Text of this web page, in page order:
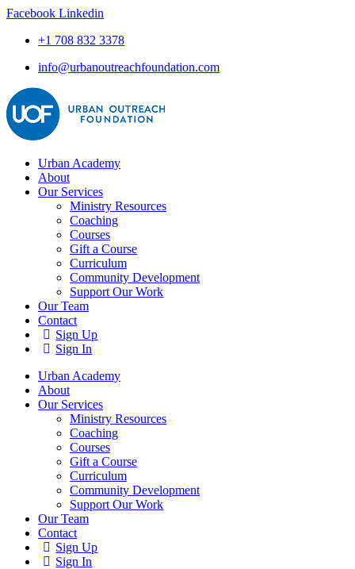
Facebook Linkedin
+1 708 832 3378
info@urbanoutreachfoundation.com
Urban Academy
About
Our Services
Ministry Resources
Coaching
Courses
Gift a Course
Curriculum
Community Development
Support Our Work
Our Team
Contact
Sign Up
Sign In
Urban Academy
About
Our Services
Ministry Resources
Coaching
Courses
Gift a Course
Curriculum
Community Development
Support Our Work
Our Team
Contact
Sign Up
Sign In